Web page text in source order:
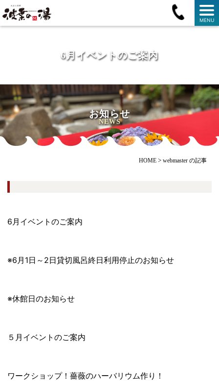
MENU
6月イベントのご案内
お知らせ
NEWS
HOME > webmaster の記事
6月イベントのご案内
※6月1日～2日貸切風呂終日利用停止のお知らせ
※休館日のお知らせ
５月イベントのご案内
ワークショップ！薔薇のハーバリウム作り！